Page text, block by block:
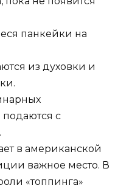
панкейки на
из духовки и
с
в американской
важное место. В
«топпинга»